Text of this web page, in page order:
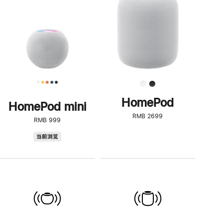
HomePod mini
RMB 999
当前浏览
了
解
HomePod<
HomePod
RMB 2699